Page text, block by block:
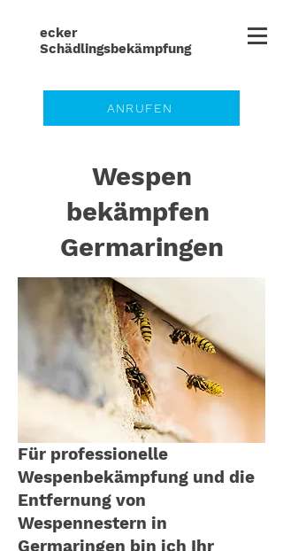
ecker
Schädlingsbekämpfung
ANRUFEN
Wespen
bekämpfen
Germaringen
Für professionelle
Wespenbekämpfung und die
Entfernung von
Wespennestern in
Germaringen bin ich Ihr